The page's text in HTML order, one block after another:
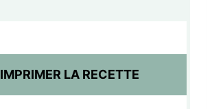
s
s
s
s
IMPRIMER LA RECETTE